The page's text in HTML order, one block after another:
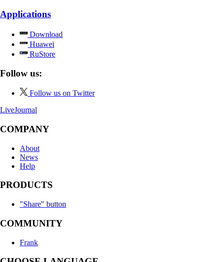
Applications
Download
Huawei
RuStore
Follow us:
Follow us on Twitter
LiveJournal
COMPANY
About
News
Help
PRODUCTS
"Share" button
COMMUNITY
Frank